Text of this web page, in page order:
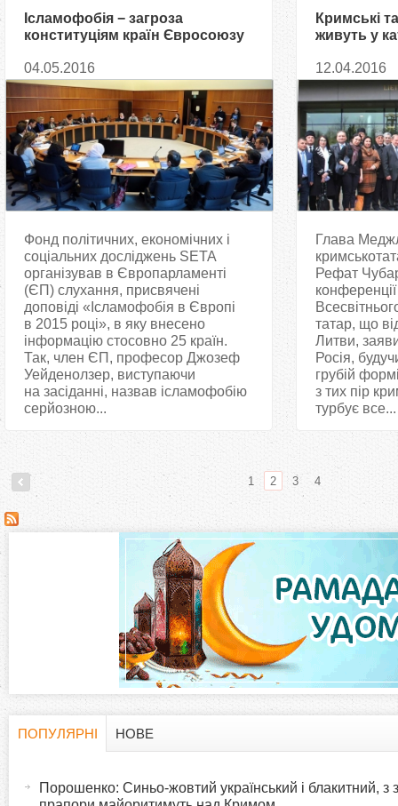
Ісламофобія − загроза
конституціям країн Євросоюзу
04.05.2016
Фонд політичних, економічних і
соціальних досліджень SETA
організував в Європарламенті
(ЄП) слухання, присвячені
доповіді «Ісламофобія в Європі
в 2015 році», в яку внесено
інформацію стосовно 25 країн.
Так, член ЄП, професор Джозеф
Уейденолзер, виступаючи
на засіданні, назвав ісламофобію
серйозною...
Кримські
живуть у
12.04.2016
Глава
Рефат
татар, що
Литви,
Росія,
грубій
з тих пір
турбує все...
С
1 2 3 4
ПОПУЛЯРНІ
НОВЕ
Порошенко: Синьо-жовтий український і блакитний, з